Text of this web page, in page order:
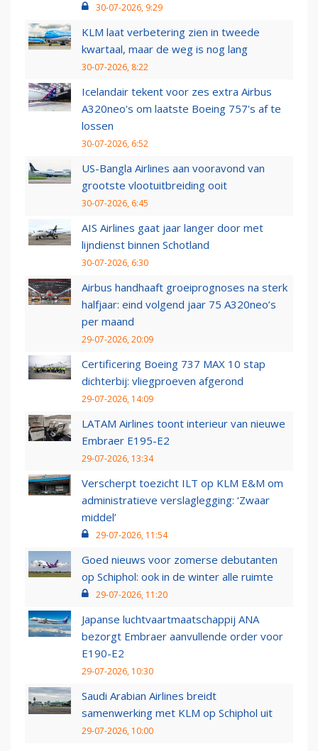
30-07-2026, 9:29
KLM laat verbetering zien in tweede
kwartaal, maar de weg is nog lang
30-07-2026, 8:22
Icelandair tekent voor zes extra Airbus
A320neo's om laatste Boeing 757's af te
lossen
30-07-2026, 6:52
US-Bangla Airlines aan vooravond van
grootste vlootuitbreiding ooit
30-07-2026, 6:45
AIS Airlines gaat jaar langer door met
lijndienst binnen Schotland
30-07-2026, 6:30
Airbus handhaaft groeiprognoses na sterk
halfjaar: eind volgend jaar 75 A320neo’s
per maand
29-07-2026, 20:09
Certificering Boeing 737 MAX 10 stap
dichterbij: vliegproeven afgerond
29-07-2026, 14:09
LATAM Airlines toont interieur van nieuwe
Embraer E195-E2
29-07-2026, 13:34
Verscherpt toezicht ILT op KLM E&M om
administratieve verslaglegging: ‘Zwaar
middel’
29-07-2026, 11:54
Goed nieuws voor zomerse debutanten
op Schiphol: ook in de winter alle ruimte
29-07-2026, 11:20
Japanse luchtvaartmaatschappij ANA
bezorgt Embraer aanvullende order voor
E190-E2
29-07-2026, 10:30
Saudi Arabian Airlines breidt
samenwerking met KLM op Schiphol uit
29-07-2026, 10:00